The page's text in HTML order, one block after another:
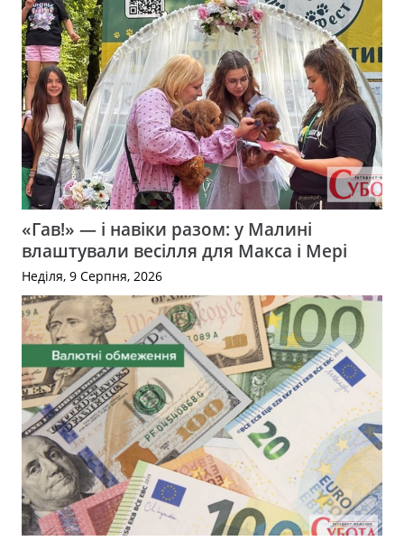
«Гав!» — і навіки разом: у Малині
влаштували весілля для Макса і Мері
Неділя, 9 Серпня, 2026